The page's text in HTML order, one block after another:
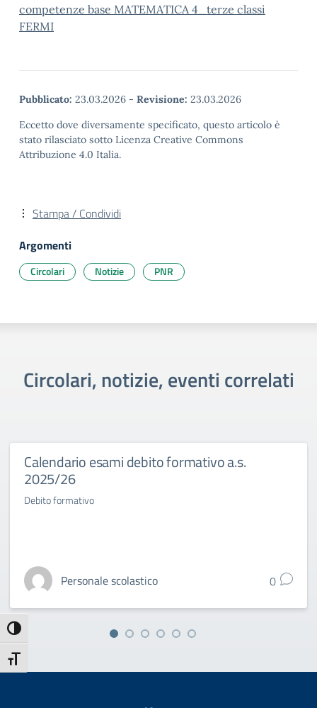
Attiva/disattiva alto contrasto
Attiva/disattiva dimensione testo
competenze base MATEMATICA 4_terze classi
FERMI
Pubblicato: 23.03.2026 - Revisione: 23.03.2026
Eccetto dove diversamente specificato, questo articolo è
stato rilasciato sotto Licenza Creative Commons
Attribuzione 4.0 Italia.
Stampa / Condividi
Argomenti
Circolari Notizie PNR
Circolari, notizie, eventi correlati
Calendario esami debito formativo a.s.
2025/26
Debito formativo
Personale scolastico 0